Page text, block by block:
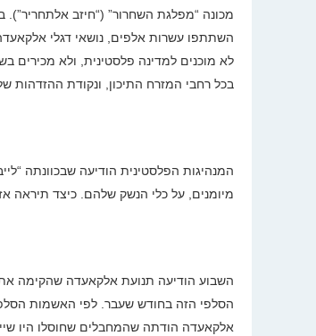
מכונה “מפלגת השחרור” (“חיזב אלתחריר”).
השתתפו עשרות אלפים, נושאי דגלי
לא מוכנים למדינה פלסטינית, ולא
בכל רחבי המזרח התיכון, ונקודת ההזדהות
המנהיגות הפלסטינית הודיעה שבכוונתה
מיומנים, על כלי הנשק שלהם. כיצד תיראה
השבוע הודיעה תנועת אלקאעדה שהקימה
הסלפי הזה בחודש שעבר. לפי האשמות
אלקאעדה הודתה שהמחבלים שחוסלו היו